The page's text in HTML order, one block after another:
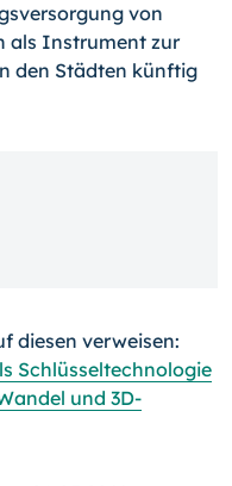
von
als Instrument zur
den Städten künftig
diesen verweisen:
Schlüsseltechnologie
und 3D-